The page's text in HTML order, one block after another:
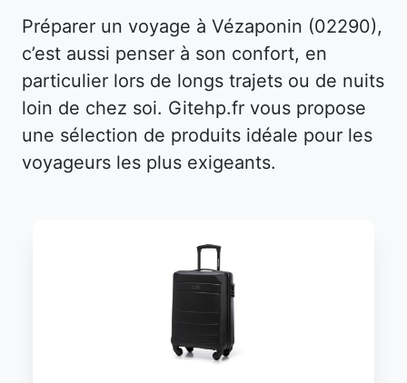
Préparer un voyage à Vézaponin (02290),
c’est aussi penser à son confort, en
particulier lors de longs trajets ou de nuits
loin de chez soi. Gitehp.fr vous propose
une sélection de produits idéale pour les
voyageurs les plus exigeants.